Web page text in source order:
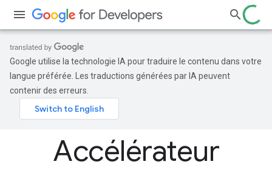
Google utilise la technologie IA pour traduire le contenu dans votre
langue préférée. Les traductions générées par IA peuvent
contenir des erreurs.
Accélérateur